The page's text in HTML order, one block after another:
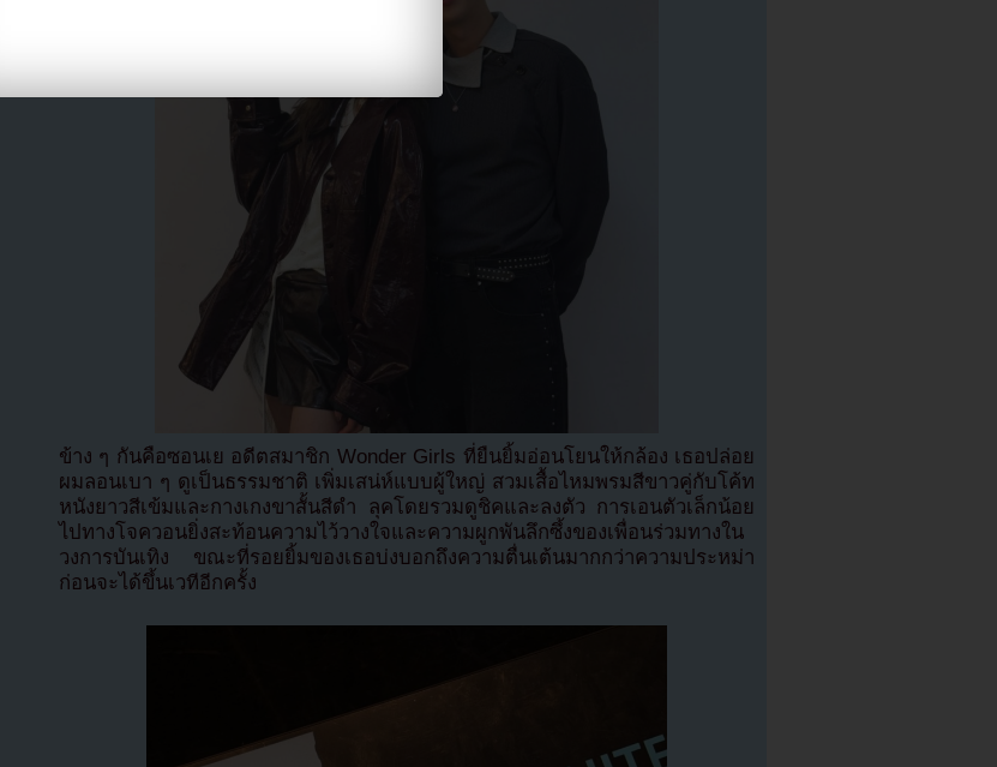
ข้าง ๆ กันคือซอนเย อดีตสมาชิก Wonder Girls ที่ยืนยิ้มอ่อนโยนให้กล้อง เธอปล่อย
ผมลอนเบา ๆ ดูเป็นธรรมชาติ เพิ่มเสน่ห์แบบผู้ใหญ่ สวมเสื้อไหมพรมสีขาวคู่กับโค้ท
หนังยาวสีเข้มและกางเกงขาสั้นสีดำ ลุคโดยรวมดูชิคและลงตัว การเอนตัวเล็กน้อย
ไปทางโจควอนยิ่งสะท้อนความไว้วางใจและความผูกพันลึกซึ้งของเพื่อนร่วมทางใน
วงการบันเทิง ขณะที่รอยยิ้มของเธอบ่งบอกถึงความตื่นเต้นมากกว่าความประหม่า
ก่อนจะได้ขึ้นเวทีอีกครั้ง